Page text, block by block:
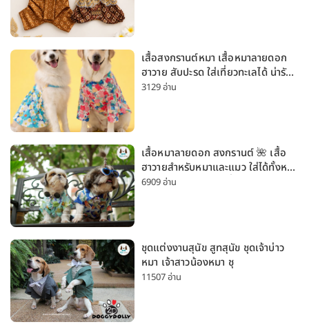
เสื้อสงกรานต์หมา เสื้อหมาลายดอก
ฮาวาย สับปะรด ใส่เที่ยวทะเลได้ น่ารัก
ใส่ได้ทั้งหมาเล็กและหมาใหญ่
3129 อ่าน
เสื้อหมาลายดอก สงกรานต์ 🌺 เสื้อ
ฮาวายสำหรับหมาและแมว ใส่ได้ทั้งหมา
เล็กและหมาใหญ่ ใส่เที่ยวทะเลน่ารัก
6909 อ่าน
ชุดแต่งงานสุนัข สูทสุนัข ชุดเจ้าบ่าว
หมา เจ้าสาวน้องหมา ชุ
11507 อ่าน